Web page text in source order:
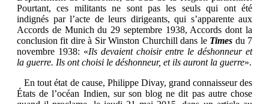
Pourtant, ces militants ne sont pas les seuls qui ont été
indignés par l’acte de leurs dirigeants, qui s’apparente aux
Accords de Munich du 29 septembre 1938, Accords dont la
conclusion fit dire à Sir Winston Churchill dans le Times du 7
novembre 1938: «Ils devaient choisir entre le déshonneur et
la guerre. Ils ont choisi le déshonneur, et ils auront la guerre».
En tout état de cause, Philippe Divay, grand connaisseur des
États de l’océan Indien, sur son blog ne dit pas autre chose